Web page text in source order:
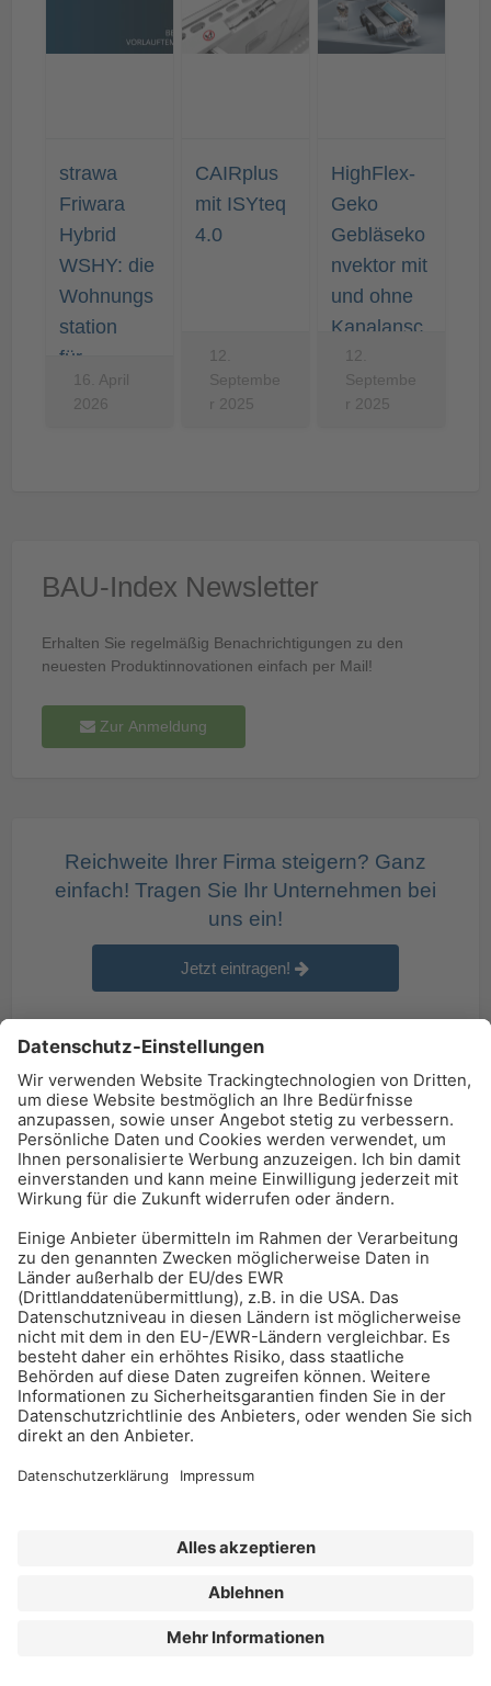
strawa
Friwara
Hybrid
WSHY: die
Wohnungs
station
für…
16. April
2026
CAIRplus
mit ISYteq
4.0
12.
Septembe
r 2025
HighFlex-
Geko
Gebläseko
nvektor mit
und ohne
Kanalansc
hluss
12.
Septembe
r 2025
BAU-Index Newsletter
Erhalten Sie regelmäßig Benachrichtigungen zu den
neuesten Produktinnovationen einfach per Mail!
Zur Anmeldung
Reichweite Ihrer Firma steigern? Ganz
einfach! Tragen Sie Ihr Unternehmen bei
uns ein!
Jetzt eintragen!
BAU-Index Newsletter
Erhalten Sie regelmäßig Benachrichtigungen zu den
Zur Anmeldung
Meistgelesen:Bauwerksabdichtung
Impressum Bildrechte
Widerrufsrecht für Verbraucher
Erklärung zur Barrierefreiheit